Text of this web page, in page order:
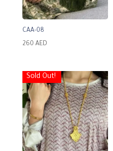
CAA-08
260 AED
Sold Out!